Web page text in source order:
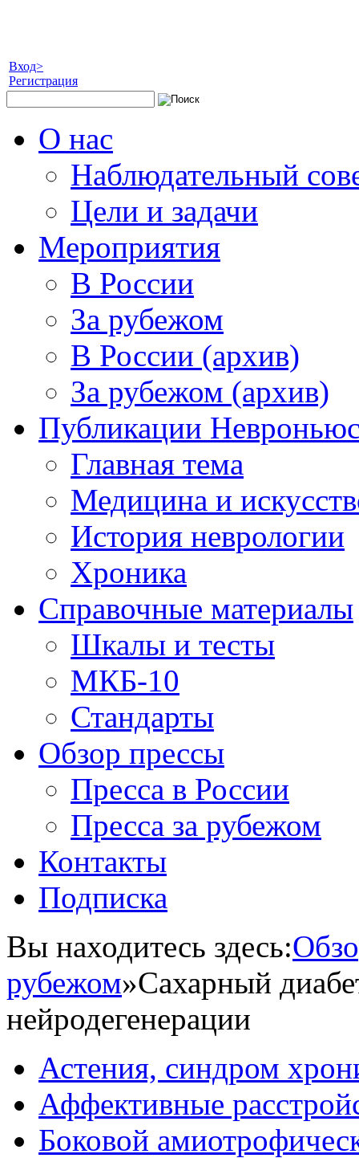
Вход>
Регистрация
О нас
Наблюдательный
Цели и задачи
Мероприятия
В России
За рубежом
В России (архив)
За рубежом (архив)
Публикации
Главная тема
Медицина и
История неврологии
Хроника
Справочные материалы
Шкалы и тесты
МКБ-10
Стандарты
Обзор прессы
Пресса в России
Пресса за рубежом
Контакты
Подписка
Вы находитесь здесь:
рубежом»Сахарный
нейродегенерации
Астения, синдром
Аффективные
Боковой